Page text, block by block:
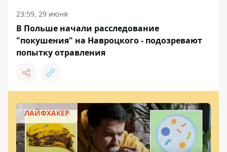
23:59, 29 июня
В Польше начали расследование
"покушения" на Навроцкого - подозревают
попытку отравления
ЛАЙФХАКЕР